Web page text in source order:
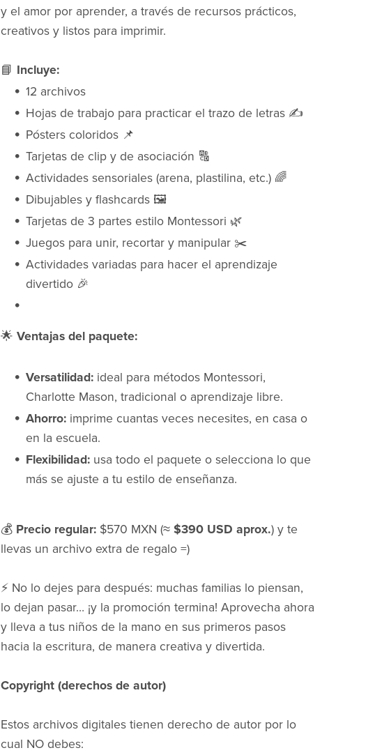
y el amor por aprender, a través de recursos prácticos,
creativos y listos para imprimir.
📘 Incluye:
12 archivos
Hojas de trabajo para practicar el trazo de letras ✍️
Pósters coloridos 📌
Tarjetas de clip y de asociación 🔠
Actividades sensoriales (arena, plastilina, etc.) 🌈
Dibujables y flashcards 🖼️
Tarjetas de 3 partes estilo Montessori 🌿
Juegos para unir, recortar y manipular ✂️
Actividades variadas para hacer el aprendizaje
divertido 🎉
🌟 Ventajas del paquete:
Versatilidad: ideal para métodos Montessori,
Charlotte Mason, tradicional o aprendizaje libre.
Ahorro: imprime cuantas veces necesites, en casa o
en la escuela.
Flexibilidad: usa todo el paquete o selecciona lo que
más se ajuste a tu estilo de enseñanza.
💰 Precio regular:$570 MXN (≈ $390 USD aprox.) y te
llevas un archivo extra de regalo =)
⚡ No lo dejes para después: muchas familias lo piensan,
lo dejan pasar… ¡y la promoción termina! Aprovecha ahora
y lleva a tus niños de la mano en sus primeros pasos
hacia la escritura, de manera creativa y divertida.
Copyright (derechos de autor)
Estos archivos digitales tienen derecho de autor por lo
cual NO debes: